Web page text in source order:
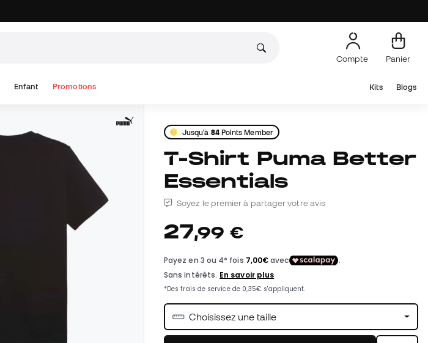
Compte Panier
Enfant Promotions Kits Blogs
Jusqu'à 84Points Member
T-Shirt Puma Better
Essentials
Soyez le premier à partager votre avis
27,99 €
Choisissez une taille